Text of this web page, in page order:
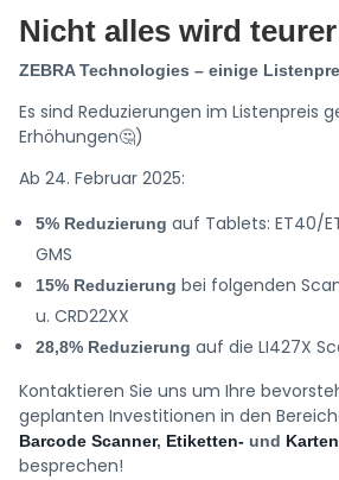
Nicht alles wird
ZEBRA Technologies – einige
Es sind Reduzierungen im Listenpreis
Erhöhungen🤔)
Ab 24. Februar 2025:
5% Reduzierung auf Tablets: ET40/
GMS
15% Reduzierung bei folgenden
u. CRD22XX
28,8% Reduzierung auf die LI427X
Kontaktieren Sie uns um Ihre
geplanten Investitionen in den
Barcode Scanner, Etiketten- und
besprechen!